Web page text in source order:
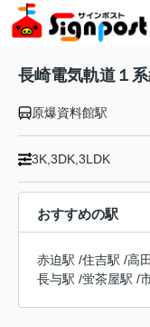
長崎電気軌道１
原爆資料館駅
3K,3DK,3LDK
おすすめの駅
赤迫駅 /住吉駅 /高
長与駅 /蛍茶屋駅 /